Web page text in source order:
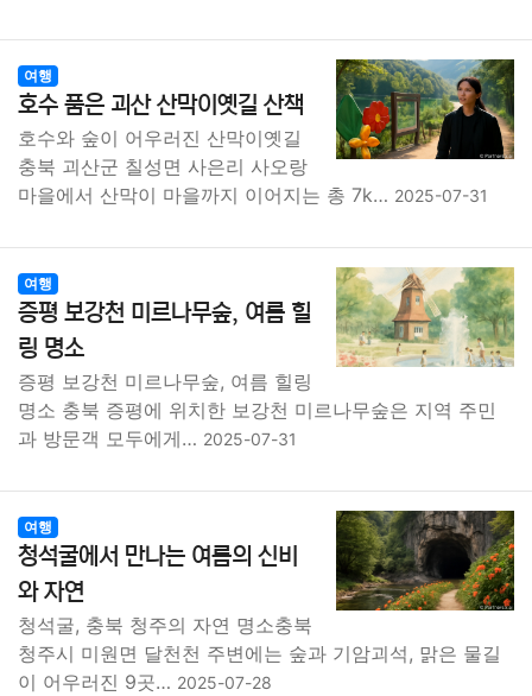
여행
호수 품은 괴산 산막이옛길 산책
호수와 숲이 어우러진 산막이옛길
충북 괴산군 칠성면 사은리 사오랑
마을에서 산막이 마을까지 이어지는 총 7k… 2025-07-31
여행
증평 보강천 미르나무숲, 여름 힐
링 명소
증평 보강천 미르나무숲, 여름 힐링
명소 충북 증평에 위치한 보강천 미르나무숲은 지역 주민
과 방문객 모두에게… 2025-07-31
여행
청석굴에서 만나는 여름의 신비
와 자연
청석굴, 충북 청주의 자연 명소충북
청주시 미원면 달천천 주변에는 숲과 기암괴석, 맑은 물길
이 어우러진 9곳… 2025-07-28